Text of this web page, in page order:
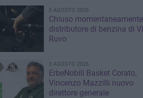
5 AGOSTO 2026
Chiuso momentaneamente
distributore di benzina di
Ruvo
3 AGOSTO 2026
ErbeNobili Basket Corato,
Vincenzo Mazzilli nuovo
direttore generale